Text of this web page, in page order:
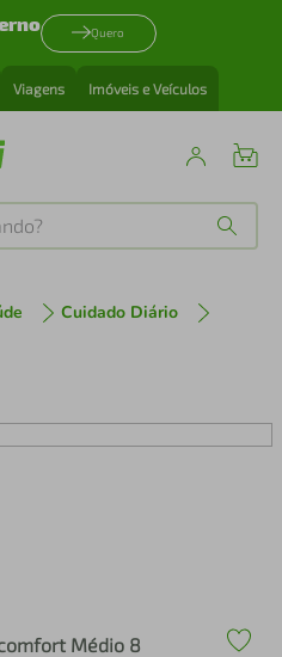
Quero
Viagens Imóveis e Veículos
Cuidado Diário
Médio 8